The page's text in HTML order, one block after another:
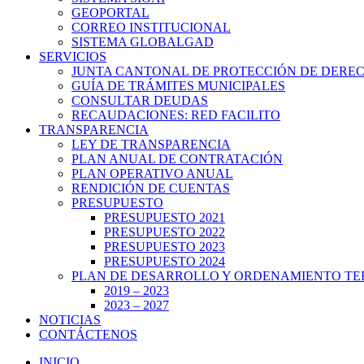
GEOPORTAL
CORREO INSTITUCIONAL
SISTEMA GLOBALGAD
SERVICIOS
JUNTA CANTONAL DE PROTECCIÓN DE
GUÍA DE TRÁMITES MUNICIPALES
CONSULTAR DEUDAS
RECAUDACIONES: RED FACILITO
TRANSPARENCIA
LEY DE TRANSPARENCIA
PLAN ANUAL DE CONTRATACIÓN
PLAN OPERATIVO ANUAL
RENDICIÓN DE CUENTAS
PRESUPUESTO
PRESUPUESTO 2021
PRESUPUESTO 2022
PRESUPUESTO 2023
PRESUPUESTO 2024
PLAN DE DESARROLLO Y ORDENAMIENTO
2019 – 2023
2023 – 2027
NOTICIAS
CONTÁCTENOS